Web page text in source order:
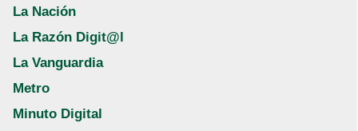
La Nación
La Razón Digit@l
La Vanguardia
Metro
Minuto Digital